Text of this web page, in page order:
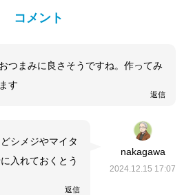
コメント
返信
おつまみに良さそうですね。作ってみ
ます
nakagawa
2024.12.15 17:07
返信
シメジやマイタ
入れておくとう